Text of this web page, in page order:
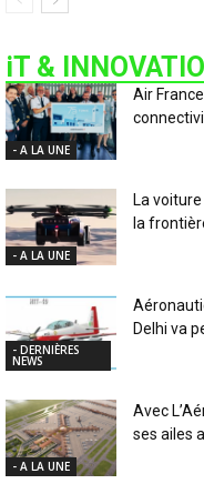
iT &
- A LA UNE
Air
- A LA UNE
La
la
- DERNIÈRES
NEWS
Delhi va
- A LA UNE
Avec
ses ailes